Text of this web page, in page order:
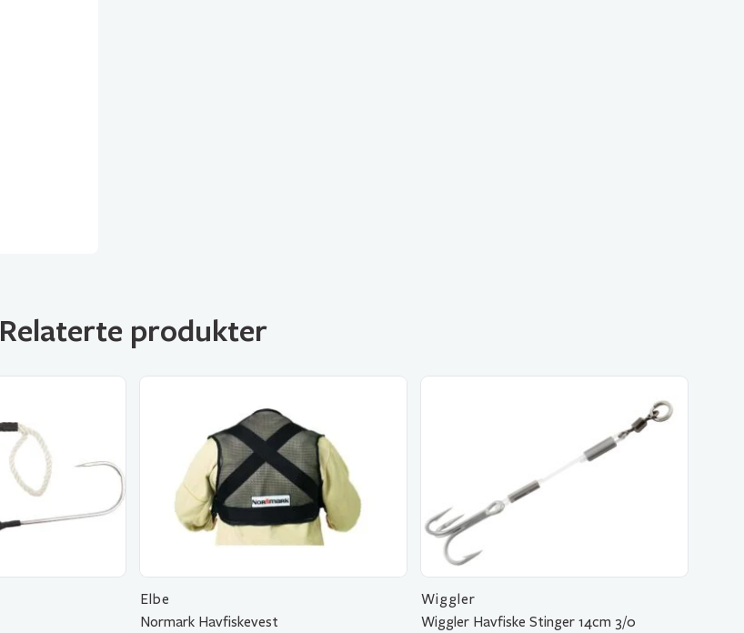
Relaterte produkter
Elbe
Normark Havfiskevest
Wiggler
Wiggler Havfiske Stinger 14cm 3/0